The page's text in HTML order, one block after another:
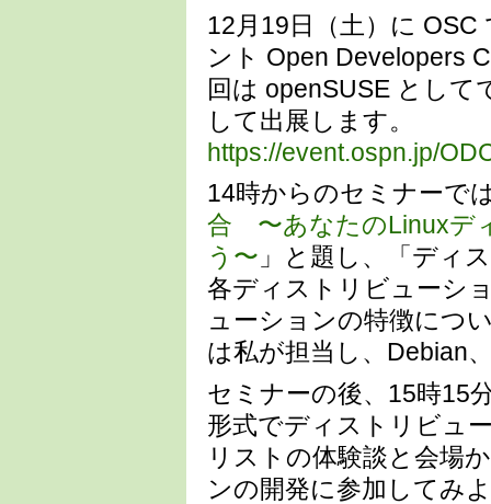
12月19日（土）に
ント Open Developers
回は openSUSE として
して出展します。
https://event.ospn.jp/
14時からのセミナーで
合 〜あなたのLinuxデ
う〜 」と題し、「ディ
各ディストリビューシ
ューションの特徴につ
は私が担当し、Debian
セミナーの後、15時15
形式でディストリビュ
リストの体験談と会場
ンの開発に参加してみ